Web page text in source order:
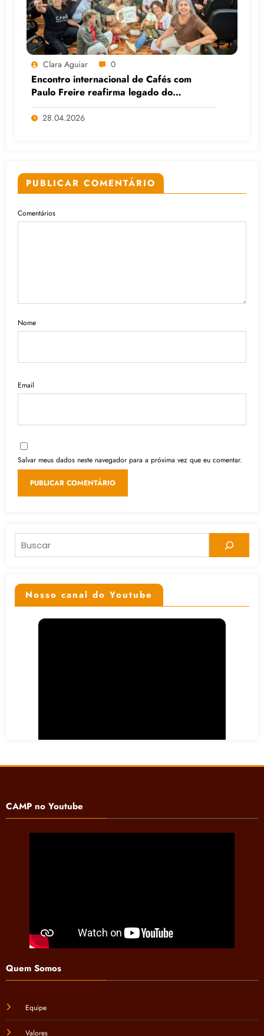
Clara Aguiar 0
Encontro internacional de Cafés com
Paulo Freire reafirma legado do
educador popular
28.04.2026
PUBLICAR COMENTÁRIO
Comentários
Nome
Email
Salvar meus dados neste navegador para a próxima vez que eu comentar.
Pesquisar
Nosso canal do Youtube
CAMP no Youtube
Quem Somos
Equipe
Valores